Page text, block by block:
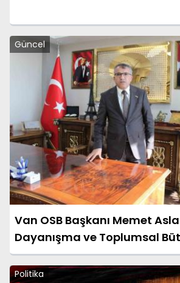
Güncel
Van OSB Başkanı Memet
Dayanışma ve Toplumsal
kanun teklifine destek
Politika